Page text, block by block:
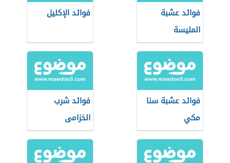
فوائد عشبة
المليسة
فوائد الإكليل
فوائد عشبة سنا
مكي
فوائد شرب
الخزامى